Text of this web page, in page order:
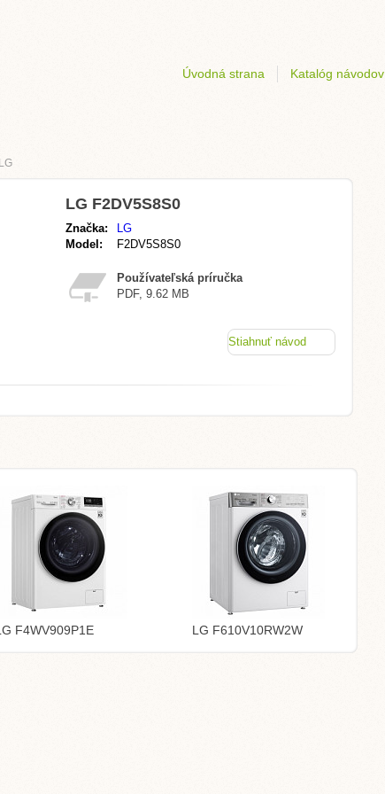
Úvodná strana Katalóg návodov
LG
LG F2DV5S8S0
Značka:
LG
Model:
F2DV5S8S0
Používateľská príručka
PDF, 9.62 MB
Stiahnuť návod
F4WV909P1E LG F610V10RW2W